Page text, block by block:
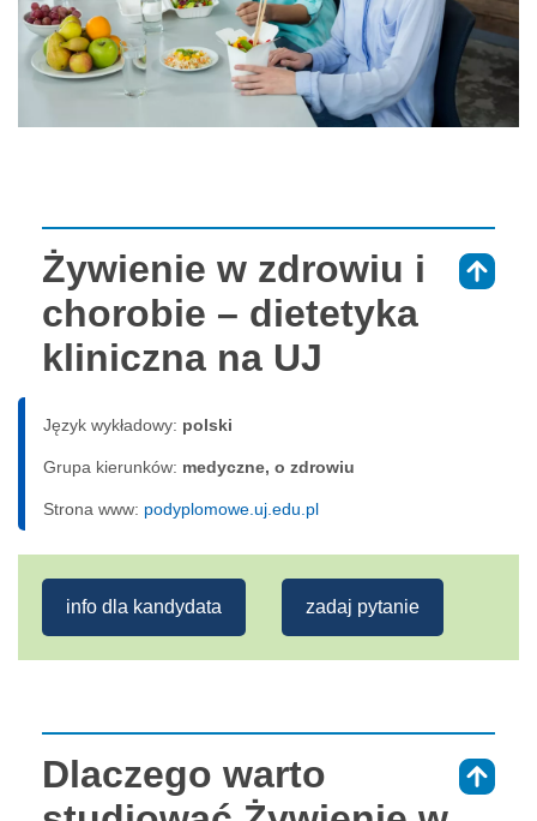
Żywienie w zdrowiu i
chorobie – dietetyka
kliniczna na UJ
Język wykładowy: polski
Grupa kierunków: medyczne, o zdrowiu
Strona www: podyplomowe.uj.edu.pl
info dla kandydata zadaj pytanie
Dlaczego warto